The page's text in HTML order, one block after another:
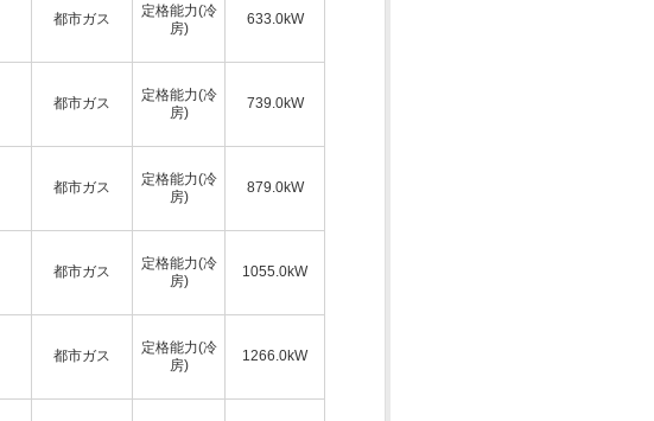
都市ガス
定格能力(冷
房)
633.0kW
都市ガス
定格能力(冷
房)
739.0kW
都市ガス
定格能力(冷
房)
879.0kW
都市ガス
定格能力(冷
房)
1055.0kW
都市ガス
定格能力(冷
房)
1266.0kW